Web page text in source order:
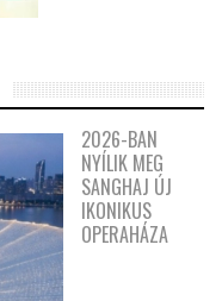
2026-BAN
NYÍLIK MEG
SANGHAJ ÚJ
IKONIKUS
OPERAHÁZA